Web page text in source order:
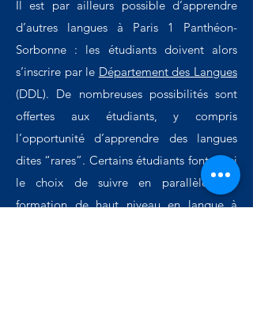
Il est par ailleurs possible d’apprendre
d’autres langues à Paris 1 Panthéon-
Sorbonne : les étudiants doivent alors
s’inscrire par le Département des Langues
(DDL). De nombreuses possibilités sont
offertes aux étudiants, y compris
l’opportunité d’apprendre des langues
dites “rares”. Certains étudiants font aussi
le choix de suivre en parallèle une
formation de haut niveau en langue à